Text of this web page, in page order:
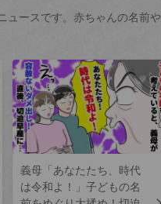
ュースです。赤ちゃんの名前や
義母「あなたたち、時代
は令和よ！」子どもの名